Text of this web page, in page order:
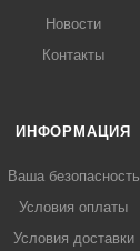
Новости
Контакты
ИНФОРМАЦИЯ
Ваша безопасность
Условия оплаты
Условия доставки